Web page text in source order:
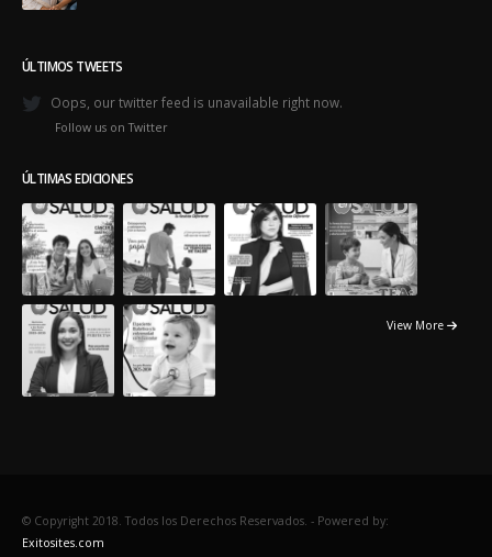
ÚLTIMOS TWEETS
Oops, our twitter feed is unavailable right now.
Follow us on Twitter
ÚLTIMAS EDICIONES
View More
© Copyright 2018. Todos los Derechos Reservados. - Powered by:
Exitosites.com